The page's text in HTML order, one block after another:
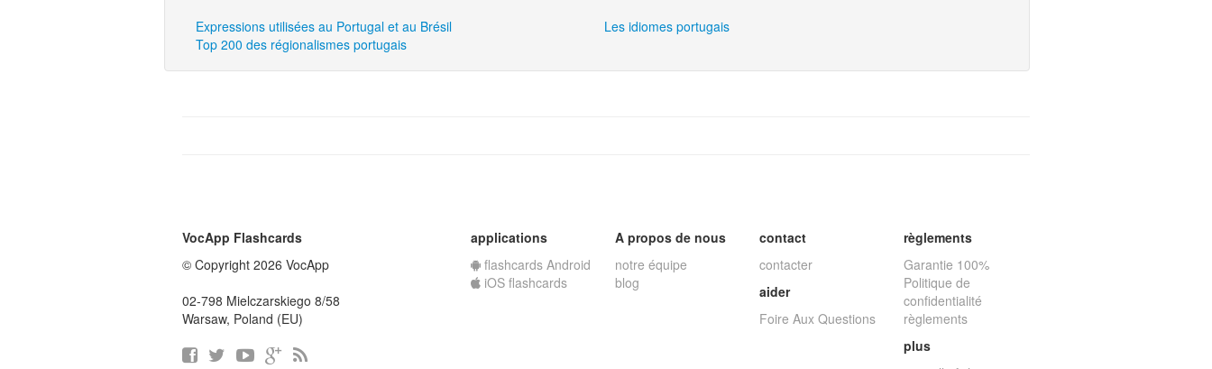
Expressions utilisées au Portugal et au Brésil
Les idiomes portugais
Top 200 des régionalismes portugais
VocApp Flashcards
© Copyright 2026 VocApp
02-798 Mielczarskiego 8/58
Warsaw, Poland (EU)
applications
flashcards Android
iOS flashcards
A propos de nous
notre équipe
blog
contact
contacter
aider
Foire Aux Questions
règlements
Garantie 100%
Politique de
confidentialité
règlements
plus